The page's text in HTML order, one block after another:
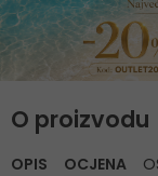
O proizvodu
OPIS OCJENA